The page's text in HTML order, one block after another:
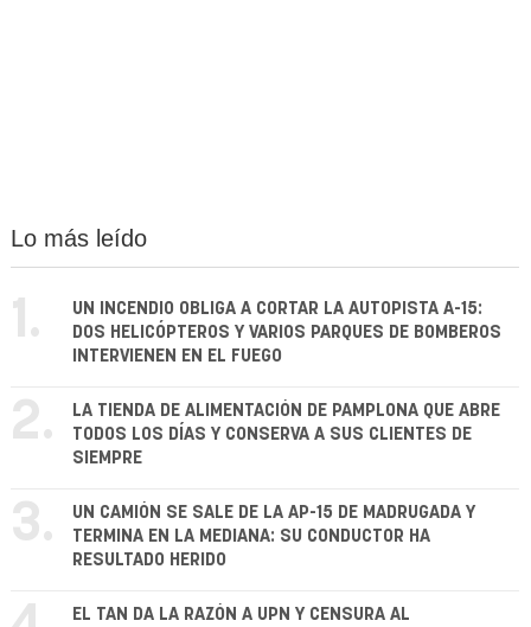
Lo más leído
1.
UN INCENDIO OBLIGA A CORTAR LA AUTOPISTA A-15:
DOS HELICÓPTEROS Y VARIOS PARQUES DE BOMBEROS
INTERVIENEN EN EL FUEGO
2.
LA TIENDA DE ALIMENTACIÓN DE PAMPLONA QUE ABRE
TODOS LOS DÍAS Y CONSERVA A SUS CLIENTES DE
SIEMPRE
3.
UN CAMIÓN SE SALE DE LA AP-15 DE MADRUGADA Y
TERMINA EN LA MEDIANA: SU CONDUCTOR HA
RESULTADO HERIDO
EL TAN DA LA RAZÓN A UPN Y CENSURA AL